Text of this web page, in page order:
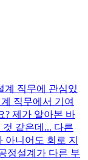
계 직무에 관심있
직무에서 기여
? 제가 알아본 바
같은데... 다른
아니어도 회로 지
정설계가 다른 부